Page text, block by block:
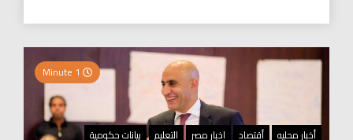
أخبار محليه أقتصاد اخبار مصر التعليم بيانات حكومية